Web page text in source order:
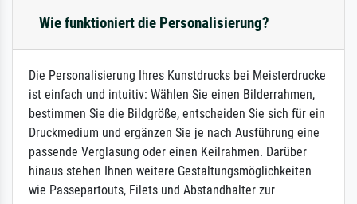
Wie funktioniert die Personalisierung?
Die Personalisierung Ihres Kunstdrucks bei Meisterdrucke
ist einfach und intuitiv: Wählen Sie einen Bilderrahmen,
bestimmen Sie die Bildgröße, entscheiden Sie sich für ein
Druckmedium und ergänzen Sie je nach Ausführung eine
passende Verglasung oder einen Keilrahmen. Darüber
hinaus stehen Ihnen weitere Gestaltungsmöglichkeiten
wie Passepartouts, Filets und Abstandhalter zur